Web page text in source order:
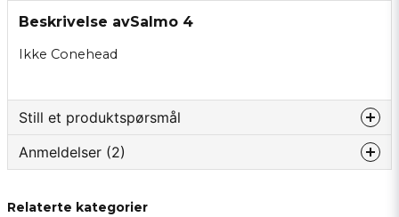
Beskrivelse avSalmo 4
Ikke Conehead
Still et produktspørsmål
question
Anmeldelser (2)
Vidar
Relaterte kategorier